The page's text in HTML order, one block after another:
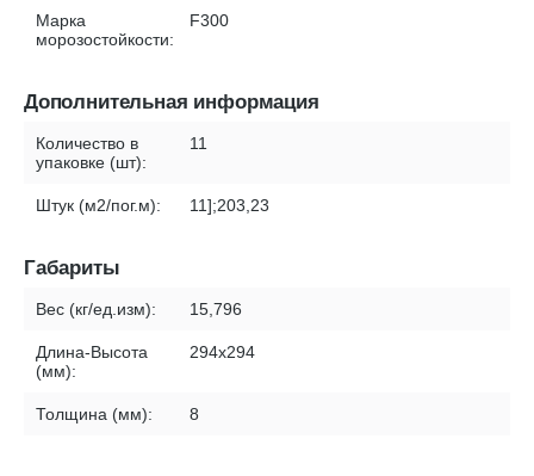
Марка
морозостойкости:
F300
Дополнительная информация
Количество в
упаковке (шт):
11
Штук (м2/пог.м): 11];203,23
Габариты
Вес (кг/ед.изм): 15,796
Длина-Высота
(мм):
294х294
Толщина (мм): 8